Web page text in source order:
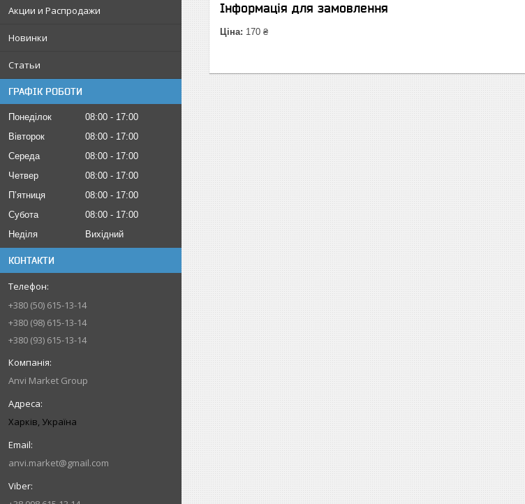
Акции и Распродажи
Новинки
Статьи
ГРАФІК РОБОТИ
Понеділок 08:00
17:00
Вівторок
08:00
17:00
Середа
08:00
17:00
Четвер
08:00
17:00
Пʼятниця
08:00
17:00
Субота
08:00
17:00
Неділя
Вихідний
КОНТАКТИ
+380 (50) 615-13-14
+380 (98) 615-13-14
+380 (93) 615-13-14
Anvi Market Group
Харків, Україна
anvi.market@gmail.com
Інформація для замовлення
Ціна: 170 ₴